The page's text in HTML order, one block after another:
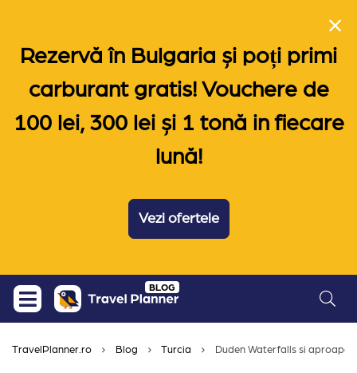
Rezervă în Bulgaria și poți primi
carburant gratis! Vouchere de
100 lei, 300 lei și 1 tonă in fiecare
lună!
Vezi ofertele
Skip
content
BLOG
TravelPlanner.ro Blog Turcia Duden Waterfalls si aproape